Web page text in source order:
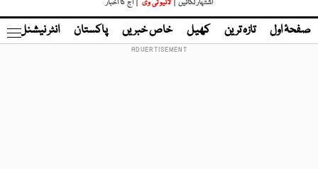
اشتہار لگائیں |
لائیو ٹی وی | آج کا اخبار
صفحۂ اول تازہ ترین کھیل خاص خبریں پاکستان انٹر نیشنل